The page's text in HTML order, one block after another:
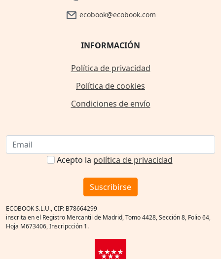
ecobook@ecobook.com
INFORMACIÓN
Política de privacidad
Política de cookies
Condiciones de envío
Acepto la política de privacidad
Suscribirse
ECOBOOK S.L.U., CIF: B78664299
inscrita en el Registro Mercantil de Madrid, Tomo 4428, Sección 8, Folio 64,
Hoja M673406, Inscripcción 1.